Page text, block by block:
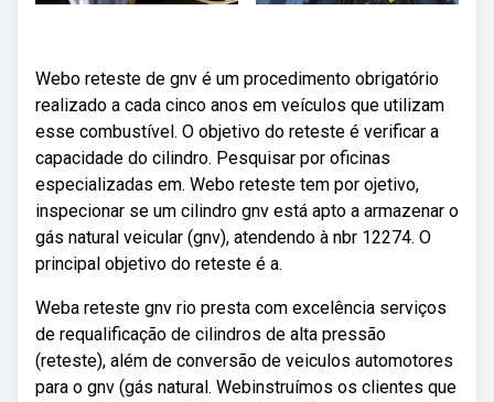
Webo reteste de gnv é um procedimento obrigatório
realizado a cada cinco anos em veículos que utilizam
esse combustível. O objetivo do reteste é verificar a
capacidade do cilindro. Pesquisar por oficinas
especializadas em. Webo reteste tem por ojetivo,
inspecionar se um cilindro gnv está apto a armazenar o
gás natural veicular (gnv), atendendo à nbr 12274. O
principal objetivo do reteste é a.
Weba reteste gnv rio presta com excelência serviços
de requalificação de cilindros de alta pressão
(reteste), além de conversão de veiculos automotores
para o gnv (gás natural. Webinstruímos os clientes que